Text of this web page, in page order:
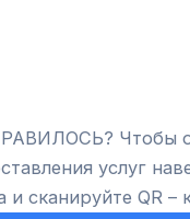
Чтобы
услуг
и сканируйте QR –